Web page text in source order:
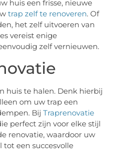
huis een frisse, nieuwe
trap zelf te renoveren. Of
het zelf uitvoeren van
vereist enige
zelf vernieuwen.
huis te halen. Denk hierbij
om uw trap een
Bij Traprenovatie
perfect zijn voor elke stijl
renovatie, waardoor uw
een succesvolle